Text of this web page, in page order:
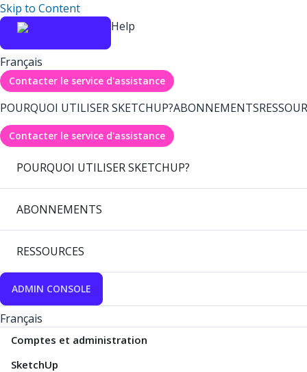
Skip to Content
Help
Français
Contacter le service d'assistance
POURQUOI UTILISER SKETCHUP?ABONNEMENTS
Contacter le service d'assistance
POURQUOI UTILISER SKETCHUP?
ABONNEMENTS
RESSOURCES
ADMIN CONSOLE
Français
Comptes et administration
SketchUp